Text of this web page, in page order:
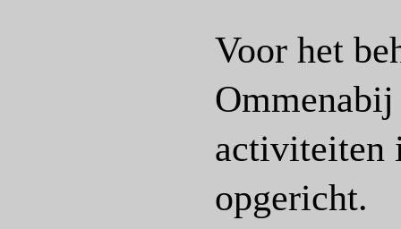
Voor het
Ommenabij
activiteiten
opgericht.